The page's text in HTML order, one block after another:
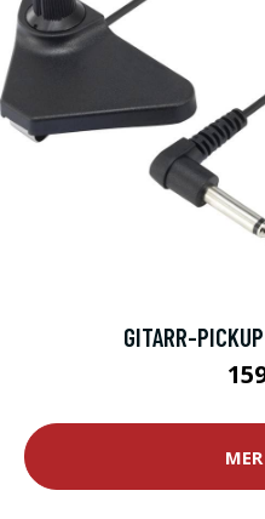
GITARR-